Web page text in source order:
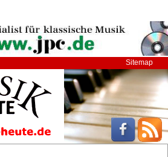
Sitemap